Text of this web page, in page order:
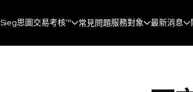
Sieg思圖交易考核™ 常見問題服務對象 最新消息